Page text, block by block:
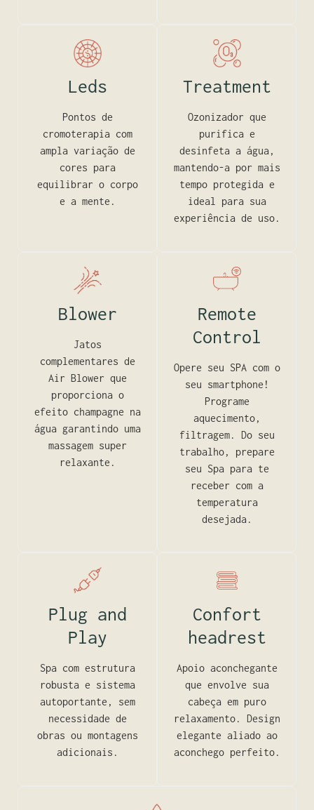
Leds
Pontos de
cromoterapia com
ampla variação de
cores para
equilibrar o corpo
e a mente.
Treatment
Ozonizador que
purifica e
desinfeta a água,
mantendo-a por mais
tempo protegida e
ideal para sua
experiência de uso.
Blower
Jatos
complementares de
Air Blower que
proporciona o
efeito champagne na
água garantindo uma
massagem super
relaxante.
Remote
Control
Opere seu SPA com o
seu smartphone!
Programe
aquecimento,
filtragem. Do seu
trabalho, prepare
seu Spa para te
receber com a
temperatura
desejada.
Plug and
Play
Spa com estrutura
robusta e sistema
autoportante, sem
necessidade de
obras ou montagens
adicionais.
Confort
headrest
Apoio aconchegante
que envolve sua
cabeça em puro
relaxamento. Design
elegante aliado ao
aconchego perfeito.